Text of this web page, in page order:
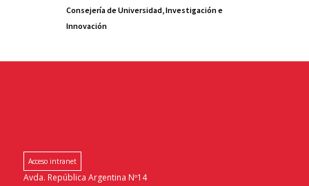
Consejería de Universidad, Investigación e
Innovación
Acceso intranet
Avda. República Argentina Nº14